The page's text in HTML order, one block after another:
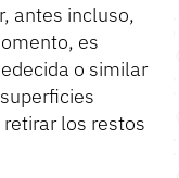
antes incluso,
es
o similar
los restos